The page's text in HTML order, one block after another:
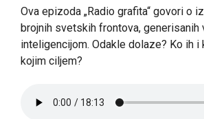
Ova epizoda „Radio grafita“ govori o
brojnih svetskih frontova, generisanih
inteligencijom. Odakle dolaze? Ko ih i
kojim ciljem?